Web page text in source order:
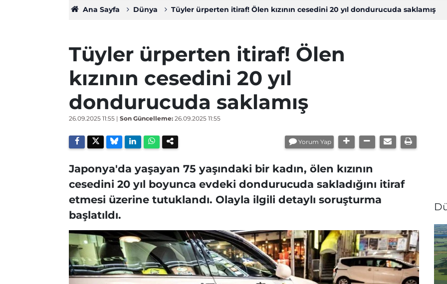
Ana Sayfa Dünya Tüyler ürperten itiraf! Ölen kızının cesedini 20 yıl dondurucuda saklamış
Tüyler ürperten itiraf! Ölen
kızının cesedini 20 yıl
dondurucuda saklamış
26.09.2025 11:55 | Son Güncelleme: 26.09.2025 11:55
Yorum Yap
Japonya'da yaşayan 75 yaşındaki bir kadın, ölen kızının
cesedini 20 yıl boyunca evdeki dondurucuda sakladığını itiraf
etmesi üzerine tutuklandı. Olayla ilgili detaylı soruşturma
başlatıldı.